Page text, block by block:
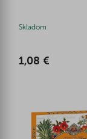
Skladom
1,08 €